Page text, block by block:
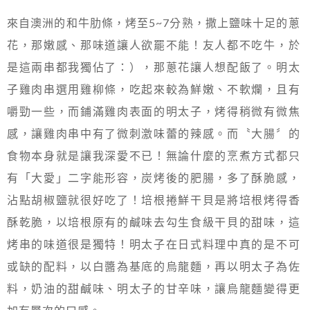
來自澳洲的和牛肋條，烤至5~7分熟，撒上鹽味十足的蔥
花，那嫩感、那味道讓人欲罷不能！友人都不吃牛，於
是這兩串都我獨佔了：），那蔥花讓人想配飯了。明太
子雞肉串選用雞柳條，吃起來較為鮮嫩、不軟爛，且有
嚼勁一些，而鋪滿雞肉表面的明太子，烤得稍微有微焦
感，讓雞肉串中有了微刺激味蕾的辣感。而〝大腸〞的
食物本身就是讓我深愛不已！無論什麼的烹煮方式都只
有「大愛」二字能形容，炭烤後的肥腸，多了酥脆感，
沾點胡椒鹽就很好吃了！培根捲鮮干貝是將培根烤得香
酥乾脆，以培根原有的鹹味去勾生食級干貝的甜味，這
烤串的味道很是獨特！明太子在日式料理中真的是不可
或缺的配料，以白醬為基底的烏龍麵，再以明太子為佐
料，奶油的甜鹹味、明太子的甘辛味，讓烏龍麵變得更